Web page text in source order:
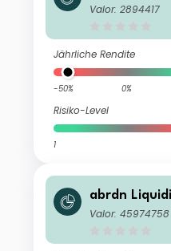
r Fund K-2
Valor: 2894417
Jährliche Rendite
-50% 0%
Risiko-Level
1
abrdn
r Fund X-2
Valor: 45974758